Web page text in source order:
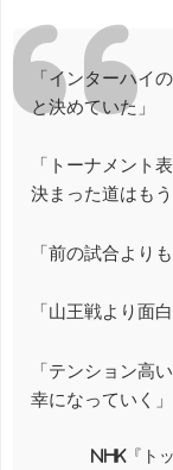
「インターハイ
と決めていた」
「トーナメント
決まった道はも
「前の試合より
「山王戦より面
「テンション高
幸になっていく」
NHK『ト